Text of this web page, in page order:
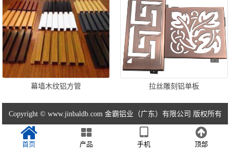
幕墙木纹铝方管 拉丝雕刻铝单板
Copyright © www.jinbaldb.com 金霸铝业（广东）有限公司 版权所有
首页 产品 手机 顶部